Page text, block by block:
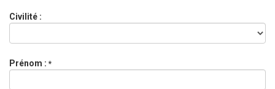
Civilité :
Prénom : *